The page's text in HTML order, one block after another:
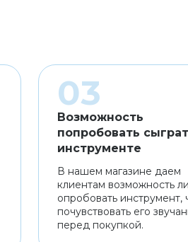
Возможность
попробовать
инструменте
В нашем магазине даем
клиентам возможность
опробовать инструмент,
почувствовать его
перед покупкой.